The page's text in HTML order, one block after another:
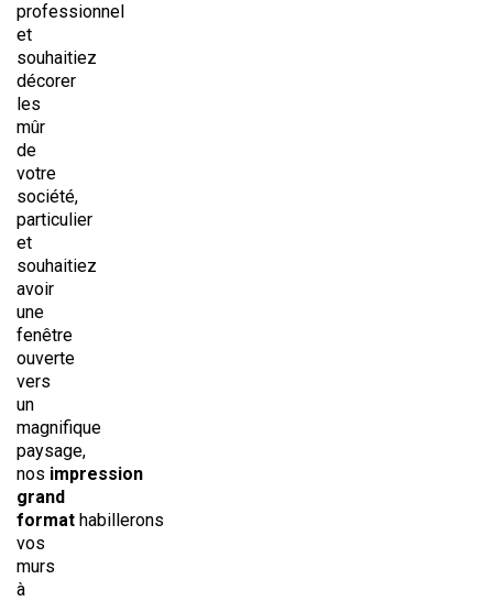
professionnel
et
souhaitiez
décorer
les
mûr
de
votre
société,
particulier
et
souhaitiez
avoir
une
fenêtre
ouverte
vers
un
magnifique
paysage,
nos impression
grand
format habillerons
vos
murs
à